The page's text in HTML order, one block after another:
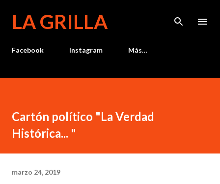
LA GRILLA
Facebook Instagram Más…
Cartón político "La Verdad
Histórica... "
marzo 24, 2019